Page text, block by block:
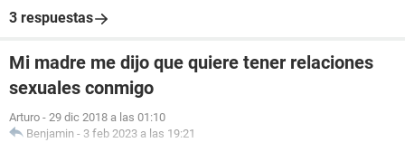
3 respuestas
Mi madre me dijo que quiere tener relaciones
sexuales conmigo
Arturo - 29 dic 2018 a las 01:10
Benjamin - 3 feb 2023 a las 19:21